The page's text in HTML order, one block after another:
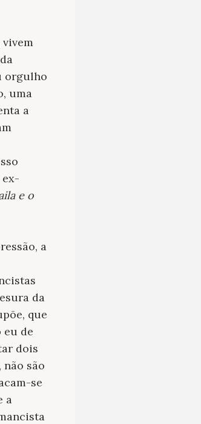
orgulho
uma
a
e o
a
da
que
eu de
dois
são
se
a